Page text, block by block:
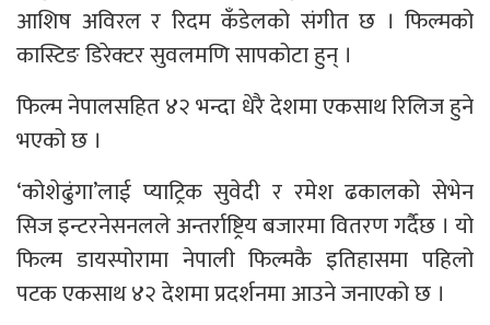
आशिष अविरल र रिदम कँडेलको संगीत छ । फिल्मको
कास्टिङ डिरेक्टर सुवलमणि सापकोटा हुन् ।
फिल्म नेपालसहित ४२ भन्दा धेरै देशमा एकसाथ रिलिज हुने
भएको छ ।
‘कोशेढुंगा’लाई प्याट्रिक सुवेदी र रमेश ढकालको सेभेन
सिज इन्टरनेसनलले अन्तर्राष्ट्रिय बजारमा वितरण गर्दैछ । यो
फिल्म डायस्पोरामा नेपाली फिल्मकै इतिहासमा पहिलो
पटक एकसाथ ४२ देशमा प्रदर्शनमा आउने जनाएको छ ।